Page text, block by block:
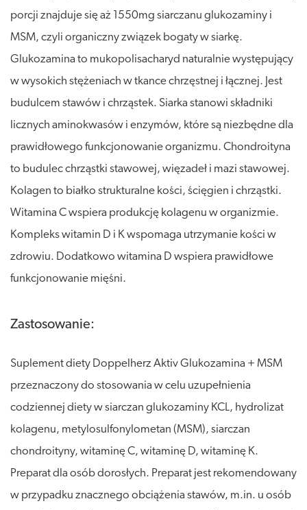
porcji znajduje się aż 1550mg siarczanu glukozaminy i
MSM, czyli organiczny związek bogaty w siarkę.
Glukozamina to mukopolisacharyd naturalnie występujący
w wysokich stężeniach w tkance chrzęstnej i łącznej. Jest
budulcem stawów i chrząstek. Siarka stanowi składniki
licznych aminokwasów i enzymów, które są niezbędne dla
prawidłowego funkcjonowanie organizmu. Chondroityna
to budulec chrząstki stawowej, więzadeł i mazi stawowej.
Kolagen to białko strukturalne kości, ścięgien i chrząstki.
Witamina C wspiera produkcję kolagenu w organizmie.
Kompleks witamin D i K wspomaga utrzymanie kości w
zdrowiu. Dodatkowo witamina D wspiera prawidłowe
funkcjonowanie mięśni.
Zastosowanie:
Suplement diety Doppelherz Aktiv Glukozamina + MSM
przeznaczony do stosowania w celu uzupełnienia
codziennej diety w siarczan glukozaminy KCL, hydrolizat
kolagenu, metylosulfonylometan (MSM), siarczan
chondroityny, witaminę C, witaminę D, witaminę K.
Preparat dla osób dorosłych. Preparat jest rekomendowany
w przypadku znacznego obciążenia stawów, m.in. u osób